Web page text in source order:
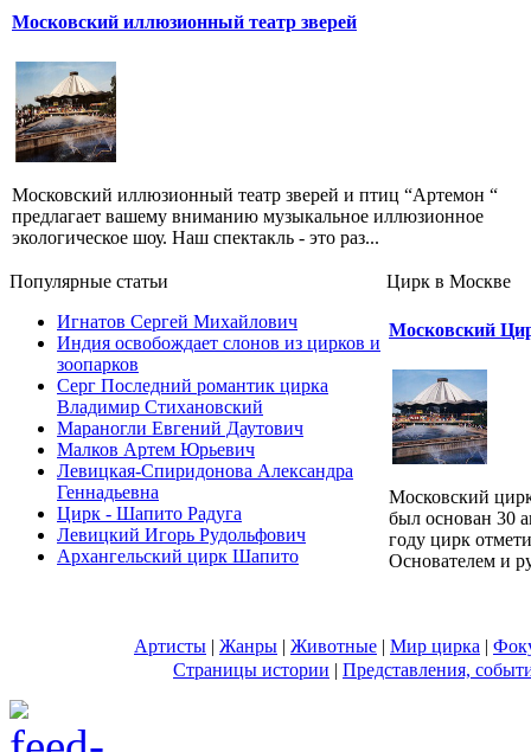
Московский иллюзионный театр зверей
Московский иллюзионный театр зверей и птиц “Артемон “
предлагает вашему вниманию музыкальное иллюзионное
экологическое шоу. Наш спектакль - это раз...
Популярные cтатьи
Игнатов Сергей Михайлович
Индия освобождает слонов из цирков и
зоопарков
Серг Последний романтик цирка
Владимир Стихановский
Мараногли Евгений Даутович
Малков Артем Юрьевич
Левицкая-Спиридонова Александра
Геннадьевна
Цирк - Шапито Радуга
Левицкий Игорь Рудольфович
Архангельский цирк Шапито
Цирк в Москве
Московский
Московский
был основан 30
году цирк
Основателем и
Артисты | Жанры | Животные | Мир цирка |
Страницы истории | Представления,